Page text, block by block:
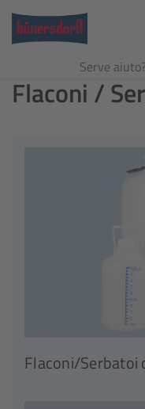
Serve aiuto?
Flaconi /
Flaconi/Serbatoi